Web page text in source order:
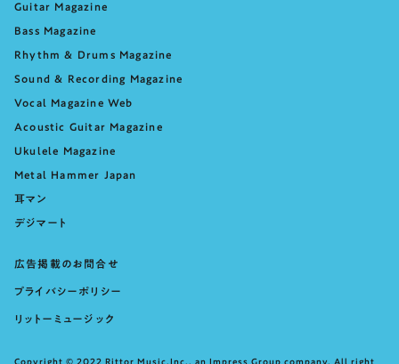
Guitar Magazine
Bass Magazine
Rhythm & Drums Magazine
Sound & Recording Magazine
Vocal Magazine Web
Acoustic Guitar Magazine
Ukulele Magazine
Metal Hammer Japan
耳マン
デジマート
広告掲載のお問合せ
プライバシーポリシー
リットーミュージック
Copyright © 2022 Rittor Music,Inc., an Impress Group company. All right